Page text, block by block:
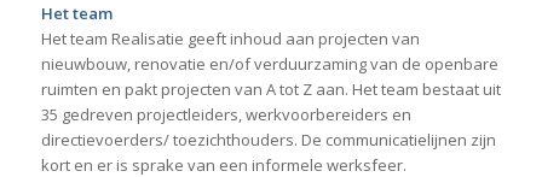
Het team
Het team Realisatie geeft inhoud aan projecten van
nieuwbouw, renovatie en/of verduurzaming van de openbare
ruimten en pakt projecten van A tot Z aan. Het team bestaat uit
35 gedreven projectleiders, werkvoorbereiders en
directievoerders/ toezichthouders. De communicatielijnen zijn
kort en er is sprake van een informele werksfeer.